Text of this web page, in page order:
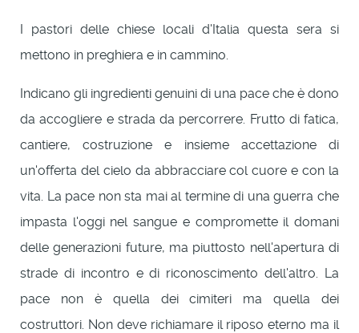
I pastori delle chiese locali d'Italia questa sera si
mettono in preghiera e in cammino.
Indicano gli ingredienti genuini di una pace che è dono
da accogliere e strada da percorrere. Frutto di fatica,
cantiere, costruzione e insieme accettazione di
un'offerta del cielo da abbracciare col cuore e con la
vita. La pace non sta mai al termine di una guerra che
impasta l'oggi nel sangue e compromette il domani
delle generazioni future, ma piuttosto nell'apertura di
strade di incontro e di riconoscimento dell'altro. La
pace non è quella dei cimiteri ma quella dei
costruttori. Non deve richiamare il riposo eterno ma il